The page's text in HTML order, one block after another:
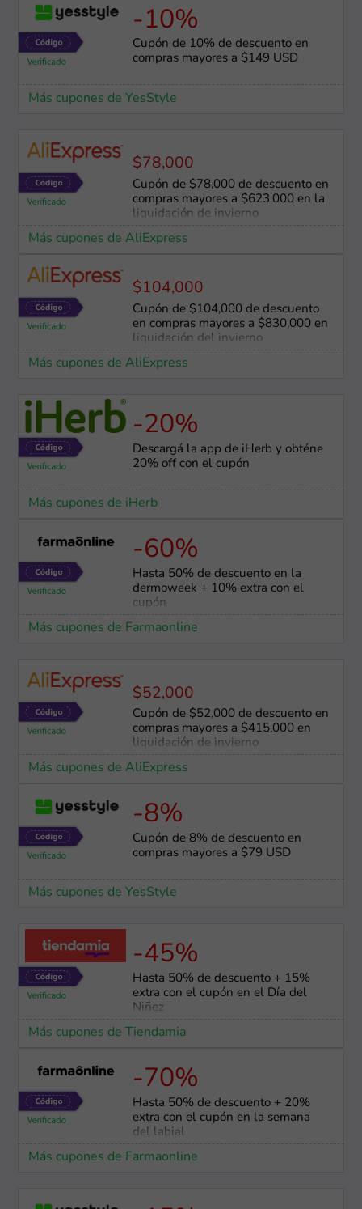
-10%
Cupón de 10% de descuento en
compras mayores a $149 USD
Más cupones de YesStyle
$78,000
Cupón de $78,000 de descuento en
compras mayores a $623,000 en la
liquidación de invierno
Más cupones de AliExpress
$104,000
Cupón de $104,000 de descuento
en compras mayores a $830,000 en
liquidación del invierno
Más cupones de AliExpress
-20%
Descargá la app de iHerb y obténe
20% off con el cupón
Más cupones de iHerb
-60%
Hasta 50% de descuento en la
dermoweek + 10% extra con el
cupón
Más cupones de Farmaonline
$52,000
Cupón de $52,000 de descuento en
compras mayores a $415,000 en
liquidación de invierno
Más cupones de AliExpress
-8%
Cupón de 8% de descuento en
compras mayores a $79 USD
Más cupones de YesStyle
-45%
Hasta 50% de descuento + 15%
extra con el cupón en el Día del
Niñez
Más cupones de Tiendamia
-70%
Hasta 50% de descuento + 20%
extra con el cupón en la semana
del labial
Más cupones de Farmaonline